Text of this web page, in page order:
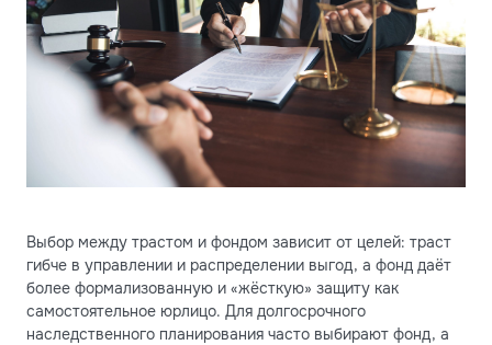
Выбор между трастом и фондом зависит от целей: траст
гибче в управлении и распределении выгод, а фонд даёт
более формализованную и «жёсткую» защиту как
самостоятельное юрлицо. Для долгосрочного
наследственного планирования часто выбирают фонд, а